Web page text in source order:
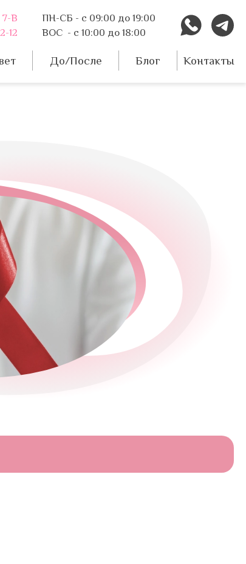
7-В
12
ПН-СБ - с 09:00 до 19:00
ВОС - с 10:00 до 18:00
До/После Блог Контакты